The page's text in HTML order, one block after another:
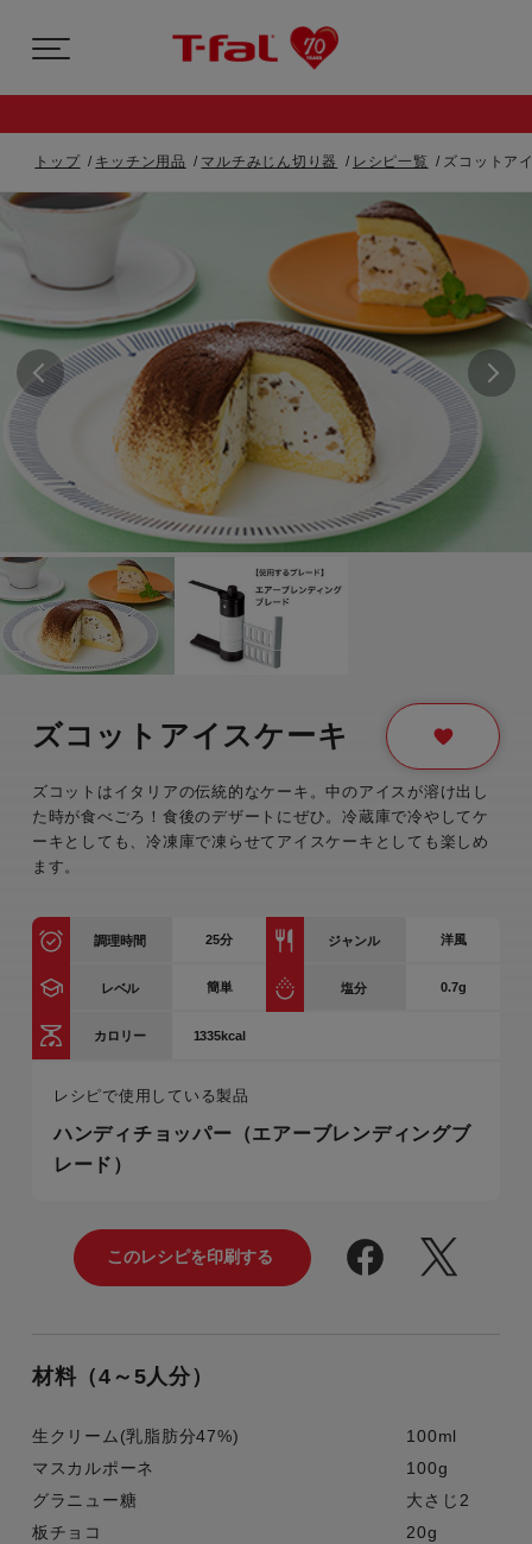
トップ キッチン用品 マルチみじん切り器 レシピ一覧 ズコットア
ズコットアイスケーキ
ズコットはイタリアの伝統的なケーキ。中のアイスが溶け出し
た時が食べごろ！食後のデザートにぜひ。冷蔵庫で冷やしてケ
ーキとしても、冷凍庫で凍らせてアイスケーキとしても楽しめ
ます。
調理時間 25分 ジャンル 洋風
レベル 簡単 塩分 0.7g
カロリー 1335kcal
レシピで使用している製品
ハンディチョッパー（エアーブレンディングブ
レード）
材料（4～5人分）
生クリーム(乳脂肪分47%)
100ml
マスカルポーネ
100g
グラニュー糖
大さじ2
板チョコ
20g